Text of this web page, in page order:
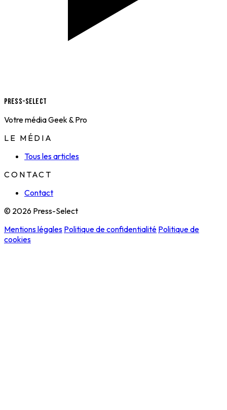
Press-Select
Votre média Geek & Pro
LE MÉDIA
Tous les articles
CONTACT
Contact
© 2026 Press-Select
Mentions légales Politique de confidentialité Politique de
cookies